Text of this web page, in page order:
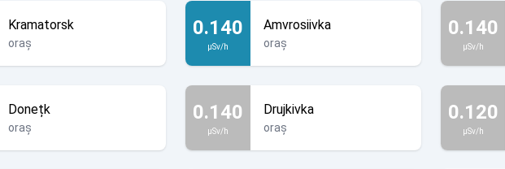
Kramatorsk
oraș
0.140
µSv/h
Amvrosiivka
oraș
0.140
µSv/h
Donețk
oraș
0.140
µSv/h
Drujkivka
oraș
0.120
µSv/h